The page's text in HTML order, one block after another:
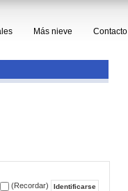
Más nieve Contacto
(Recordar)